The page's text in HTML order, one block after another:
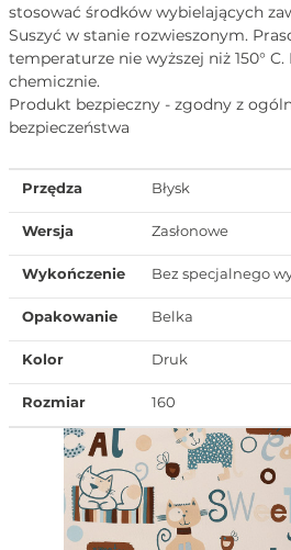
stosować środków wybielających
Suszyć w stanie rozwieszonym.
temperaturze nie wyższej niż 150° C.
chemicznie.
Produkt bezpieczny - zgodny z
bezpieczeństwa
Przędza Błysk
Wersja Zasłonowe
Wykończenie Bez specjalnego
Opakowanie Belka
Kolor Druk
Rozmiar 160